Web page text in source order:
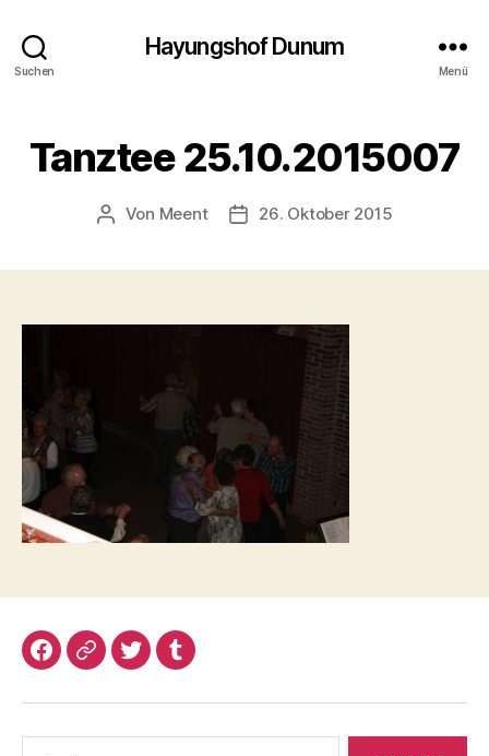
Suchen
Hayungshof Dunum
Menü
Tanztee 25.10.2015007
Beitragsautor
Von Meent Beitragsdatum
26. Oktober 2015
Facebook
Google+TwitterTumblr